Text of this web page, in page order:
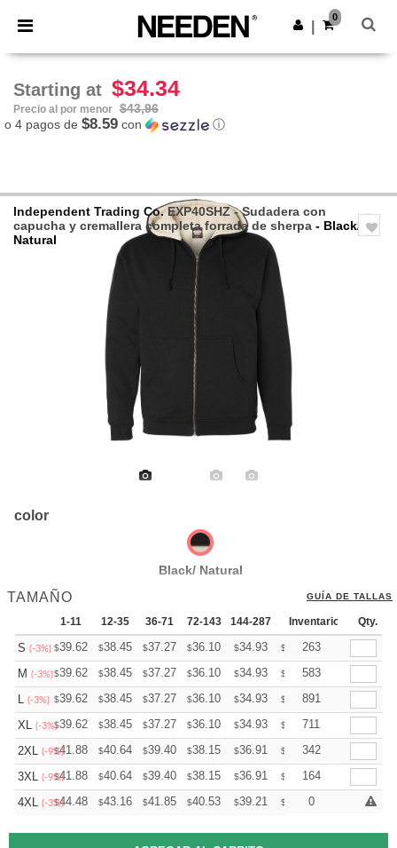
× App de Needen
¡Mejores precios en app!
Descargar app
0
Starting at $34.34
Precio al por menor $43,96
o 4 pagos de $8.59 con ⓘ
Independent Trading Co.EXP40SHZ - Sudadera con
capucha y cremallera completa forrada de sherpa - Black/
Natural
color
Black/ Natural
TAMAÑO GUÍA DE TALLAS
1-11 12-35 36-71 72-143 144-287 288 + Mas
Inventario Qty.
S (-3%) $39.62 $38.45 $37.27 $36.10 $34.93 $ 34.34
263
M (-3%)$39.62 $38.45 $37.27 $36.10 $34.93 $ 34.34
583
L (-3%) $39.62 $38.45 $37.27 $36.10 $34.93 $ 34.34
891
XL (-3%)$39.62 $38.45 $37.27 $36.10 $34.93 $ 34.34
711
2XL (-9%)
$41.88 $40.64 $39.40 $38.15 $36.91 $ 36.29
342
3XL (-9%)
$41.88 $40.64 $39.40 $38.15 $36.91 $ 36.29
164
4XL (-3%)
$44.48 $43.16 $41.85 $40.53 $39.21 $ 38.55
0